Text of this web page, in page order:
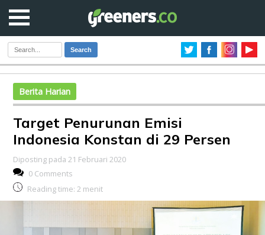
Search
Berita Harian
Target Penurunan Emisi
Indonesia Konstan di 29 Persen
Diposting pada 21 Februari 2020
0 Comments
Reading time: 2 menit